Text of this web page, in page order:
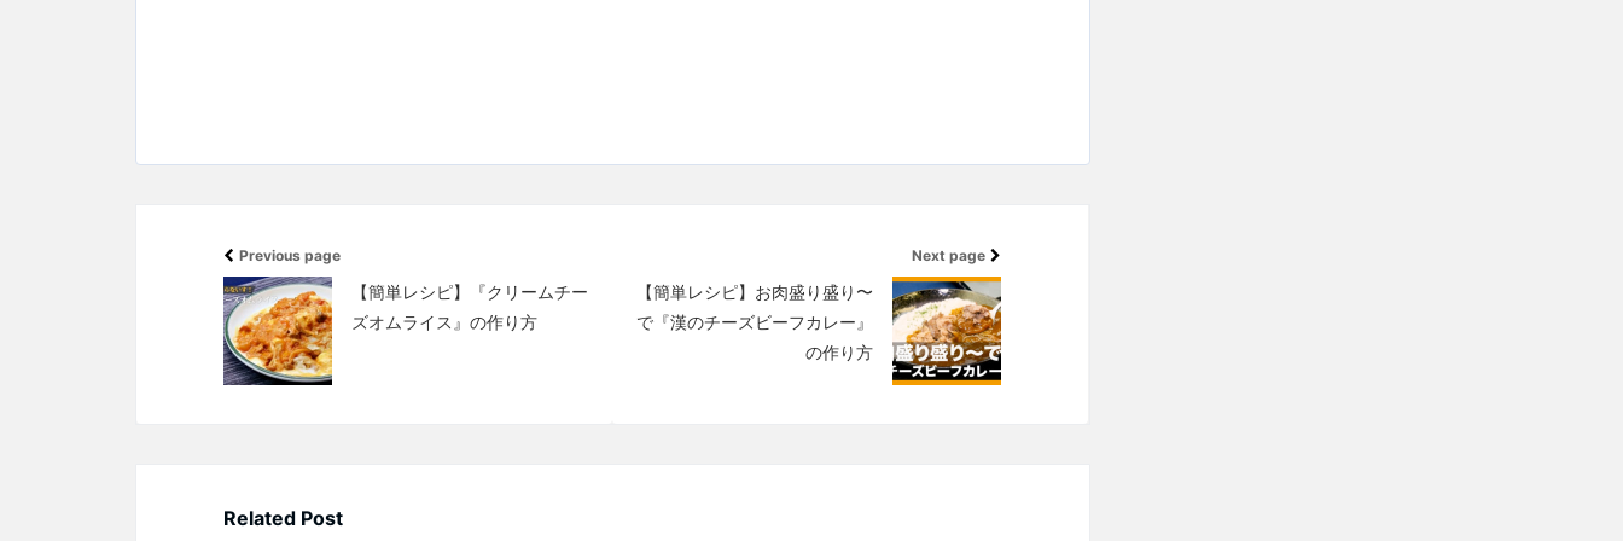
Previous page
【簡単レシピ】『クリームチー
ズオムライス』の作り方
Next page
【簡単レシピ】お肉盛り盛り〜
で『漢のチーズビーフカレー』
の作り方
Related Post